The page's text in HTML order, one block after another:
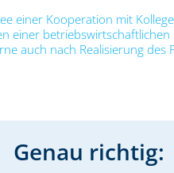
einer Kooperation mit
einer
auch nach Realisierung des
Genau richtig: